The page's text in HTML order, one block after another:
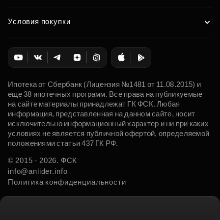
Условия покупки
Ипотека от Сбербанк (Лицензия №1481 от 11.08.2015) и
еще 38 ипотечных программ. Все права на публикуемые
на сайте материалы принадлежат ГК ФСК. Любая
информация, представленная на данном сайте, носит
исключительно информационный характер и ни при каких
условиях не является публичной офертой, определяемой
положениями статьи 437 ГК РФ.
© 2015 - 2026. ФСК
info@anlider.info
Политика конфиденциальности